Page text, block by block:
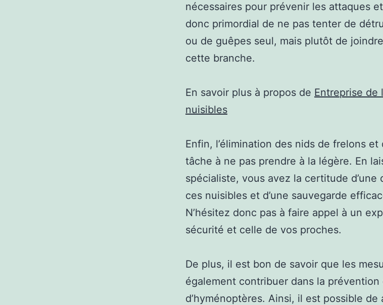
nécessaires pour prévenir les attaques
donc primordial de ne pas tenter de
ou de guêpes seul, mais plutôt de
cette branche.
En savoir plus à propos de Entreprise
nuisibles
Enfin, l’élimination des nids de frelons
tâche à ne pas prendre à la légère. En
spécialiste, vous avez la certitude
ces nuisibles et d’une sauvegarde
N’hésitez donc pas à faire appel à un
sécurité et celle de vos proches.
De plus, il est bon de savoir que les
également contribuer dans la
d’hyménoptères. Ainsi, il est possible